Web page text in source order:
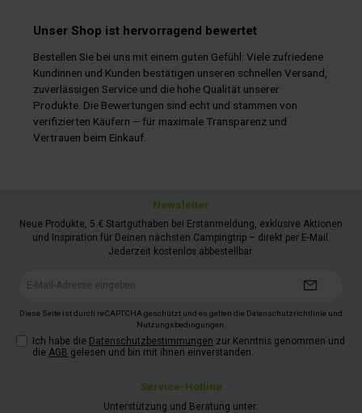
getrennte Temperaturregelung. So können Lebensmittel und
werden. Das effiziente Kompressorsystem sorgt für
Temperaturstabilität in der Box bis +32 °C
Umgebungstemperatur. Trotz ihrer Größe ist die ICF80DZ
leicht zu tragen. Dafür sorgen die 2 stabilen Klappgriffe an
den Seiten.
Unser Shop ist hervorragend bewertet
Bestellen Sie bei uns mit einem guten Gefühl: Viele zufriedene
Kundinnen und Kunden bestätigen unseren schnellen Versand,
zuverlässigen Service und die hohe Qualität unserer
Produkte. Die Bewertungen sind echt und stammen von
verifizierten Käufern – für maximale Transparenz und
Vertrauen beim Einkauf.
Service-Hotline
Unterstützung und Beratung unter:
Newsletter
Neue Produkte, 5 € Startguthaben bei Erstanmeldung, exklusive Aktionen
und Inspiration für Deinen nächsten Campingtrip – direkt per E-Mail.
Jederzeit kostenlos abbestellbar.
Diese Seite ist durch reCAPTCHA geschützt und es gelten die Datenschutzrichtlinie und
Nutzungsbedingungen
Ich habe die Datenschutzbestimmungen zur Kenntnis genommen und
die AGB gelesen und bin mit ihnen einverstanden.